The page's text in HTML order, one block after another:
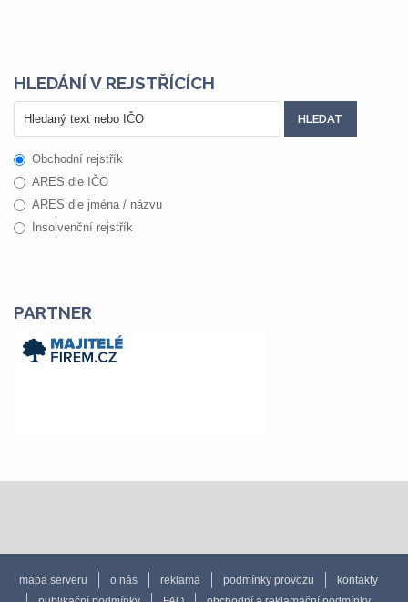
HLEDÁNÍ V REJSTŘÍCÍCH
Obchodní rejstřík
ARES dle IČO
ARES dle jména / názvu
Insolvenční rejstřík
PARTNER
mapa serveru o nás reklama podmínky provozu
kontakty